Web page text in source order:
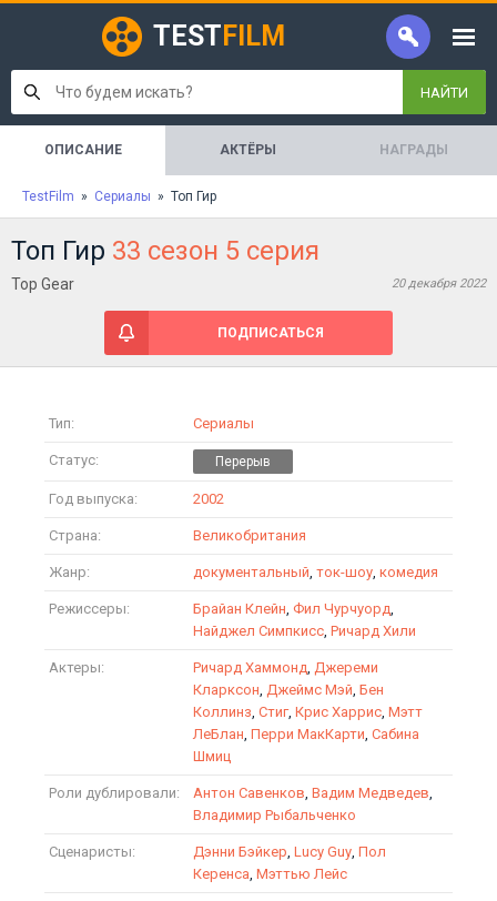
TEST FILM
НАЙТИ
ОПИСАНИЕ АКТЁРЫ НАГРАДЫ
TestFilm » Сериалы » Топ Гир
Топ Гир 33 сезон 5 серия
Top Gear 20 декабря 2022
ПОДПИСАТЬСЯ
Тип: Сериалы
Статус:
Год выпуска: 2002
Страна: Великобритания
Жанр: документальный, ток-шоу, комедия
Режиссеры: Брайан Клейн, Фил Чурчуорд,
Найджел Симпкисс, Ричард Хили
Актеры: Ричард Хаммонд, Джереми
Кларксон, Джеймс Мэй, Бен
Коллинз, Стиг, Крис Харрис, Мэтт
ЛеБлан, Перри МакКарти, Сабина
Шмиц
Роли дублировали: Антон Савенков, Вадим Медведев,
Владимир Рыбальченко
Сценаристы: Дэнни Бэйкер, Lucy Guy, Пол
Керенса, Мэттью Лейс